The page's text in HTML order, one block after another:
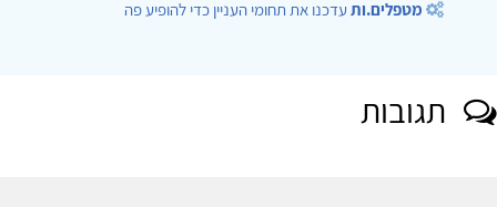
מטפלים.ותעדכנו את תחומי העניין כדי להופיע פה
תגובות